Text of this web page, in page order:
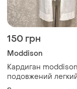
150 грн
Moddison
Кардиган
подовжений
базовий